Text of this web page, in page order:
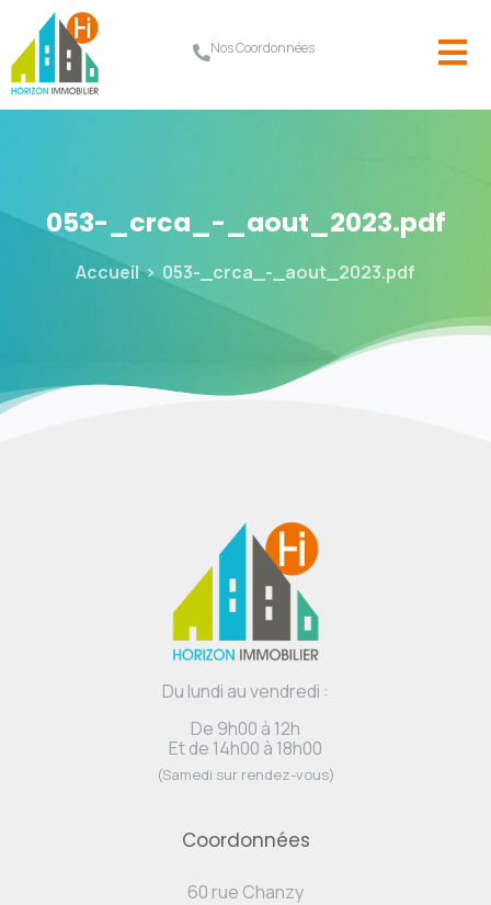
Nos Coordonnées
053-_crca_-_aout_2023.pdf
Accueil 053-_crca_-_aout_2023.pdf
Du lundi au vendredi :
De 9h00 à 12h
Et de 14h00 à 18h00
(Samedi sur rendez-vous)
Coordonnées
60 rue Chanzy